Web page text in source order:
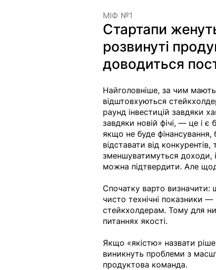
МІФ №1
Стартапи
розвинуті
доводиться
Найголовніше, за чим мають
відштовхуються
раунд інвестицій завдяки
завдяки новій фічі, — це і є
якщо не буде фінансування,
відставати від
зменшуватимуться доходи,
можна підтвердити. Але
Спочатку варто визначити:
чисто технічні показники
стейкхолдерам. Тому для
питаннях якості.
Якщо «якістю» назвати
виникнуть проблеми з
продуктова команда.